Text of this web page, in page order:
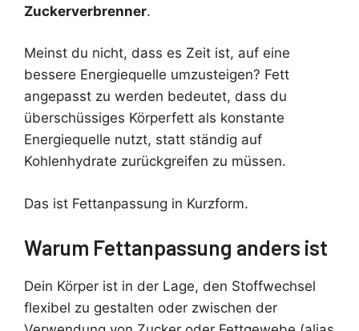
Zuckerverbrenner.
Meinst du nicht, dass es Zeit ist, auf eine
bessere Energiequelle umzusteigen? Fett
angepasst zu werden bedeutet, dass du
überschüssiges Körperfett als konstante
Energiequelle nutzt, statt ständig auf
Kohlenhydrate zurückgreifen zu müssen.
Das ist Fettanpassung in Kurzform.
Warum Fettanpassung anders ist
Dein Körper ist in der Lage, den Stoffwechsel
flexibel zu gestalten oder zwischen der